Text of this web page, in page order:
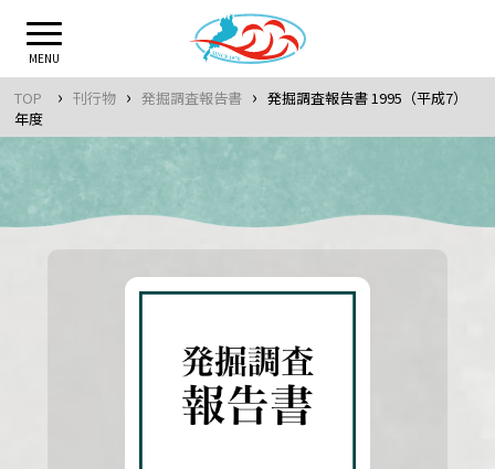
content
MENU
TOP › 刊行物 › 発掘調査報告書 › 発掘調査報告書 1995（平成7）
年度